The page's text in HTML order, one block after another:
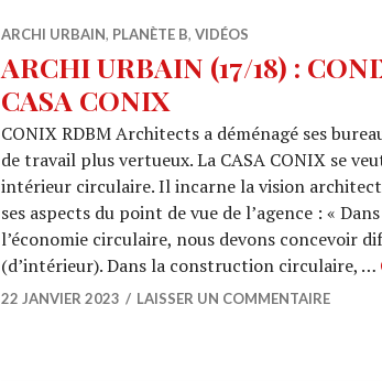
ARCHI URBAIN, PLANÈTE B, VIDÉOS
ARCHI URBAIN (17/18) :
CASA CONIX
CONIX RDBM Architects a déménagé ses
de travail plus vertueux. La CASA CONIX se
intérieur circulaire. Il incarne la vision
ses aspects du point de vue de l’agence : «
l’économie circulaire, nous devons concevoir
(d’intérieur). Dans la construction circulaire, …
22 JANVIER 2023 LAISSER UN COMMENTAIRE